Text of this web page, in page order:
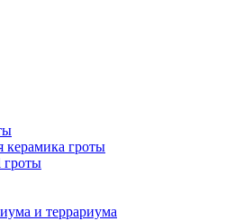
керамика гроты
гроты
и террариума